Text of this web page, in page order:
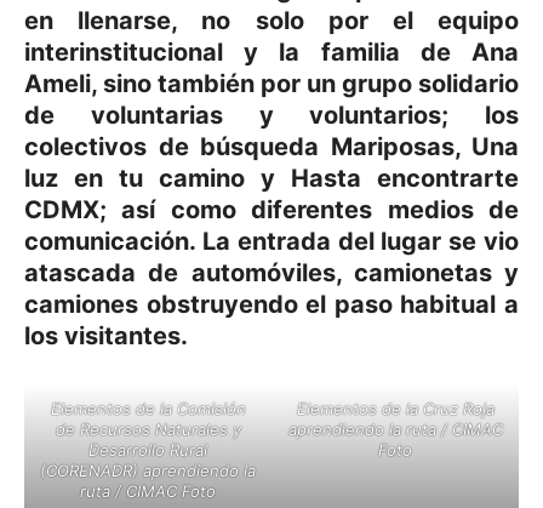
en llenarse, no solo por el equipo
interinstitucional y la familia de Ana
Ameli, sino también por un grupo solidario
de voluntarias y voluntarios; los
colectivos de búsqueda Mariposas, Una
luz en tu camino y Hasta encontrarte
CDMX; así como diferentes medios de
comunicación. La entrada del lugar se vio
atascada de automóviles, camionetas y
camiones obstruyendo el paso habitual a
los visitantes.
Elementos de la Comisión
de Recursos Naturales y
Desarrollo Rural
(CORENADR) aprendiendo la
ruta / CIMAC Foto
Elementos de la Cruz Roja
aprendiendo la ruta / CIMAC
Foto